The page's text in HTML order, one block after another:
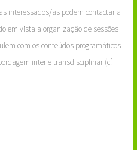
interessados/as podem contactar a
em vista a organização de sessões
com os conteúdos programáticos
inter e transdisciplinar (cf.